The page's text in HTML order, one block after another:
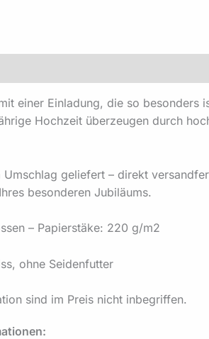
einer Einladung, die so besonders
Hochzeit überzeugen durch
geliefert – direkt
besonderen Jubiläums.
– Papierstäke: 220 g/m2
ohne Seidenfutter
sind im Preis nicht inbegriffen.